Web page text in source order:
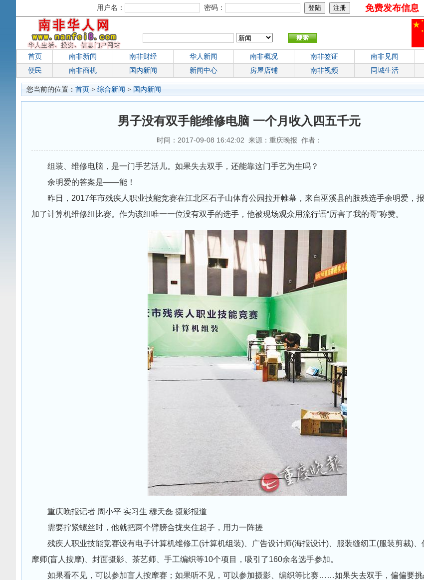
用户名： 密码： 免费发布信息
首页 南非新闻 南非财经 华人新闻 南非概况 南非签证 南非见闻
便民
南非商机 国内新闻 新闻中心 房屋店铺 南非视频 同城生活
您当前的位置： 首页 > 综合新闻 > 国内新闻
男子没有双手能维修电脑 一个月收入四五千元
时间：2017-09-08 16:42:02 来源：重庆晚报 作者：
组装、维修电脑，是一门手艺活儿。如果失去双手，还能靠这门手艺为生吗？
余明爱的答案是——能！
昨日，2017年市残疾人职业技能竞赛在江北区石子山体育公园拉开帷幕，来自巫溪县的肢残选手余明爱，
加了计算机维修组比赛。作为该组唯一一位没有双手的选手，他被现场观众用流行语“厉害了我的哥”称赞。
重庆晚报记者 周小平 实习生 穆天磊 摄影报道
需要拧紧螺丝时，他就把两个臂膀合拢夹住起子，用力一阵搓
残疾人职业技能竞赛设有电子计算机维修工(计算机组装)、广告设计师(海报设计)、服装缝纫工(服装剪裁)、
摩师(盲人按摩)、封面摄影、茶艺师、手工编织等10个项目，吸引了160余名选手参加。
如果看不见，可以参加盲人按摩赛；如果听不见，可以参加摄影、编织等比赛……如果失去双手，偏偏要挑